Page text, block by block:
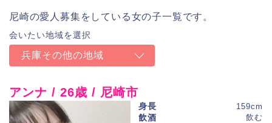
尼崎の愛人募集をしている女の子一覧です。
兵庫その他の地域
アンナ / 26歳 / 尼崎市
身長 159cm
飲酒 飲む